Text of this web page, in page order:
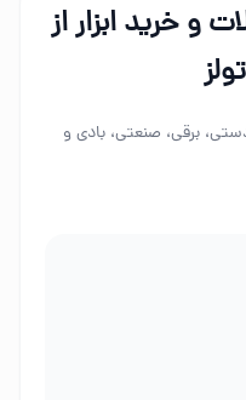
و خرید ابزار از
برقی، صنعتی، بادی و